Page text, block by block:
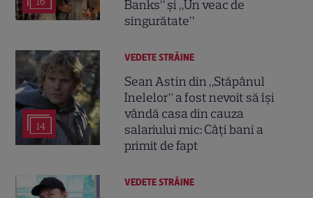
Banks” și „Un veac de
singurătate”
14
VEDETE STRĂINE
Sean Astin din „Stăpânul
Inelelor” a fost nevoit să își
vândă casa din cauza
salariului mic: Câți bani a
primit de fapt
VEDETE STRĂINE